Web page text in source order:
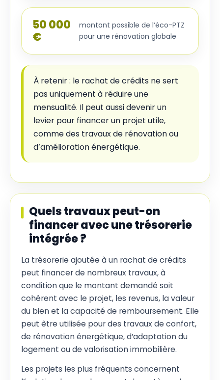
50 000
€
montant possible de l’éco-PTZ
pour une rénovation globale
À retenir : le rachat de crédits ne sert
pas uniquement à réduire une
mensualité. Il peut aussi devenir un
levier pour financer un projet utile,
comme des travaux de rénovation ou
d’amélioration énergétique.
Quels travaux peut-on
financer avec une trésorerie
intégrée ?
La trésorerie ajoutée à un rachat de crédits
peut financer de nombreux travaux, à
condition que le montant demandé soit
cohérent avec le projet, les revenus, la valeur
du bien et la capacité de remboursement. Elle
peut être utilisée pour des travaux de confort,
de rénovation énergétique, d’adaptation du
logement ou de valorisation immobilière.
Les projets les plus fréquents concernent